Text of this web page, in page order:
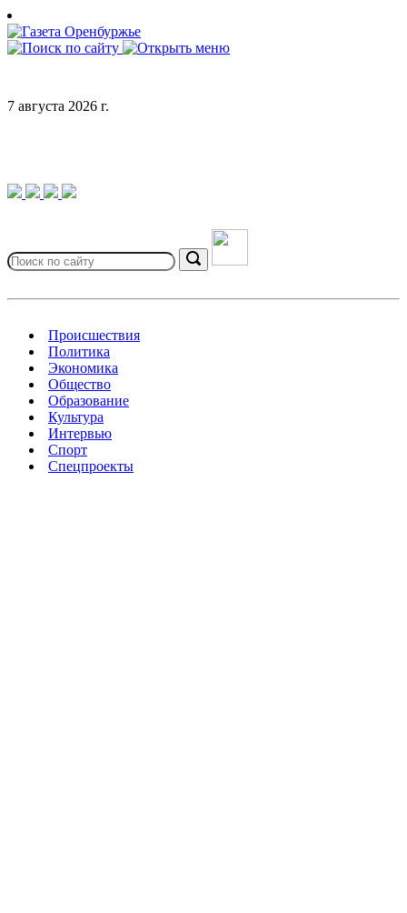
Skip
to
content
7 августа 2026 г.
for:
Search
Происшествия
Политика
Экономика
Общество
Образование
Культура
Интервью
Спорт
Спецпроекты